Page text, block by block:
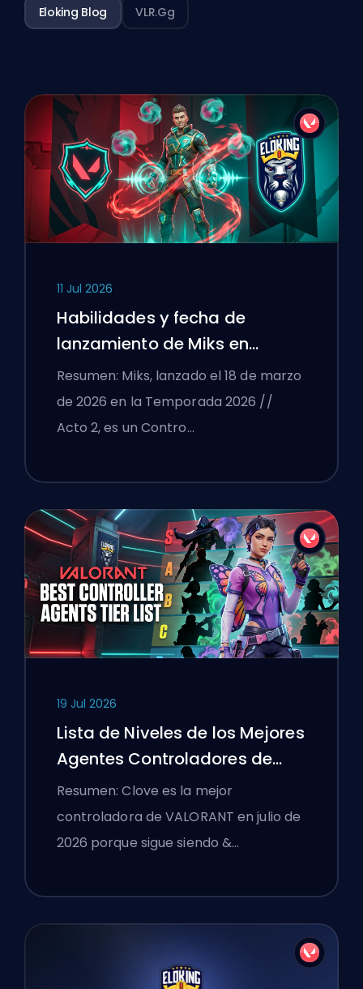
Eloking Blog VLR.gg
11 Jul 2026
Habilidades y fecha de
lanzamiento de Miks en
VALORANT explicadas
Resumen: Miks, lanzado el 18 de marzo
de 2026 en la Temporada 2026 //
Acto 2, es un Contro…
19 Jul 2026
Lista de Niveles de los Mejores
Agentes Controladores de
VALORANT
Resumen: Clove es la mejor
controladora de VALORANT en julio de
2026 porque sigue siendo &…